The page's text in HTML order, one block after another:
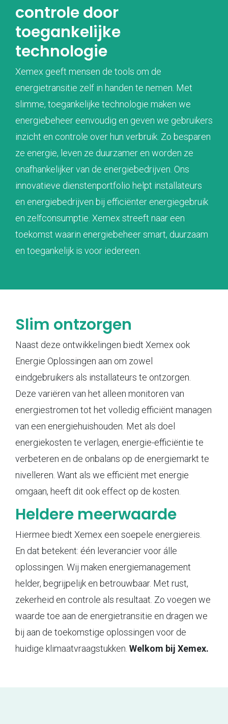
controle door
toegankelijke
technologie
Xemex geeft mensen de tools om de
energietransitie zelf in handen te nemen. Met
slimme, toegankelijke technologie maken we
energiebeheer eenvoudig en geven we gebruikers
inzicht en controle over hun verbruik. Zo besparen
ze energie, leven ze duurzamer en worden ze
onafhankelijker van de energiebedrijven. Ons
innovatieve dienstenportfolio helpt installateurs
en energiebedrijven bij efficiënter energiegebruik
en zelfconsumptie. Xemex streeft naar een
toekomst waarin energiebeheer smart, duurzaam
en toegankelijk is voor iedereen.
Slim ontzorgen
Naast deze ontwikkelingen biedt Xemex ook
Energie Oplossingen aan om zowel
eindgebruikers als installateurs te ontzorgen.
Deze variëren van het alleen monitoren van
energiestromen tot het volledig efficiënt managen
van een energiehuishouden. Met als doel
energiekosten te verlagen, energie-efficiëntie te
verbeteren en de onbalans op de energiemarkt te
nivelleren. Want als we efficiënt met energie
omgaan, heeft dit ook effect op de kosten.
Heldere meerwaarde
Hiermee biedt Xemex een soepele energiereis.
En dat betekent: één leverancier voor álle
oplossingen. Wij maken energiemanagement
helder, begrijpelijk en betrouwbaar. Met rust,
zekerheid en controle als resultaat. Zo voegen we
waarde toe aan de energietransitie en dragen we
bij aan de toekomstige oplossingen voor de
huidige klimaatvraagstukken. Welkom bij Xemex.